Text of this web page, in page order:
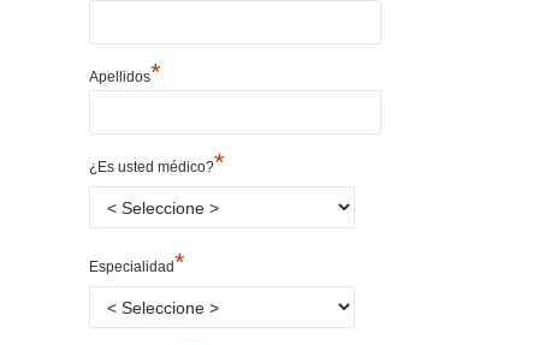
Apellidos*
¿Es usted médico?*
Especialidad*